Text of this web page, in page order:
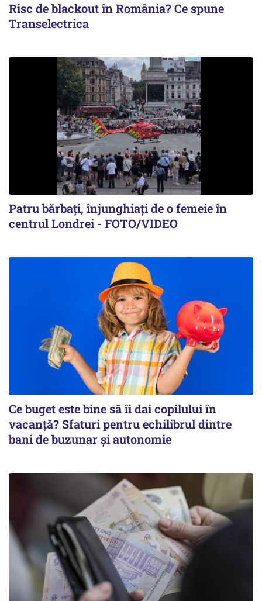
Risc de blackout în România? Ce spune
Transelectrica
Patru bărbați, înjunghiați de o femeie în
centrul Londrei - FOTO/VIDEO
Ce buget este bine să îi dai copilului în
vacanță? Sfaturi pentru echilibrul dintre
bani de buzunar și autonomie